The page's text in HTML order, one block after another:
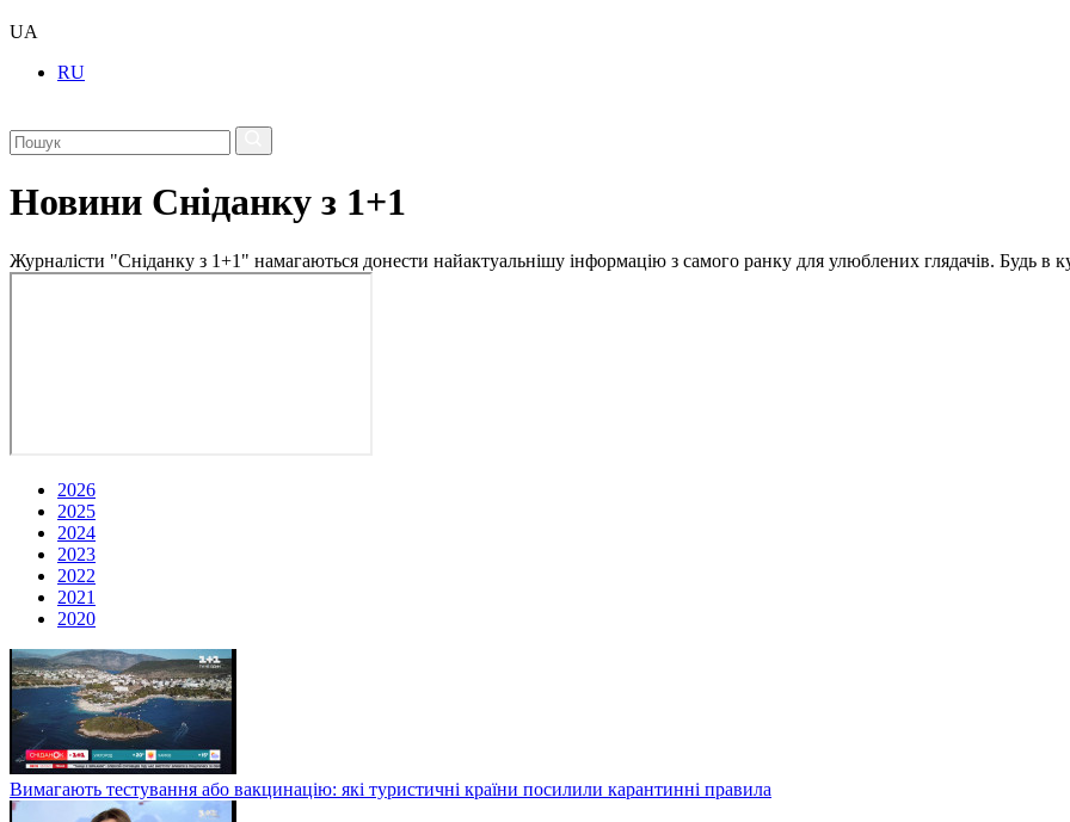
UA
RU
Новини Сніданку з 1+1
Журналісти "Сніданку з 1+1" намагаються донести найактуальнішу інформацію з самого ранку для улюблених глядачів. Будь в
2026
2025
2024
2023
2022
2021
2020
Вимагають тестування або вакцинацію: які туристичні країни посилили карантинні правила